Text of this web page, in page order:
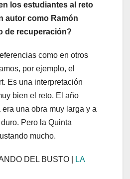
los estudiantes al reto
autor como Ramón
de recuperación?
como en otros
por ejemplo, el
Es una interpretación
bien el reto. El año
una obra muy larga y a
Pero la Quinta
mucho.
DEL BUSTO |
LA